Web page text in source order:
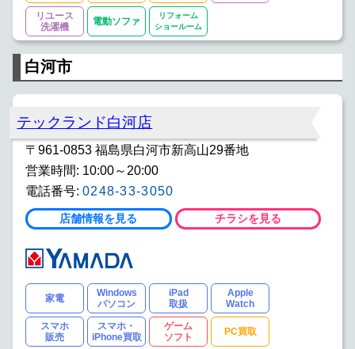
リユース
洗濯機
電動ソファ
リフォーム
ショールーム
白河市
テックランド白河店
〒961-0853 福島県白河市新高山29番地
営業時間: 10:00～20:00
電話番号: 0248-33-3050
店舗情報を見る チラシを見る
家電
Windows
パソコン
iPad
取扱
Apple
Watch
スマホ
販売
スマホ・
iPhone買取
ゲーム
ソフト
PC買取